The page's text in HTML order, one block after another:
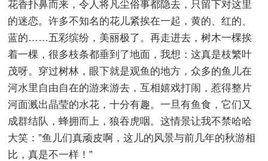
花香扑鼻而来，令人将凡尘俗事都隐去，只留下对这里
的迷恋。许多不知名的花儿紧挨在一起，黄的、红的、
蓝的……五彩缤纷，美丽极了。再走进去，树木一棵挨
着一棵，很多枝条都垂到了地面，我想：这真是枝繁叶
茂呀。穿过树林，眼下就是观鱼的地方，众多的鱼儿在
河水里自由自在的游来游去，互相嬉戏打闹，惹得整片
河面溅出晶莹的水花，十分有趣。一旦有鱼食，它们又
成群结队，蜂拥而上，狼吞虎咽。这情景让我不禁哈哈
大笑：”鱼儿们真顽皮啊，这儿的风景与前几年的秋游相
比，真是不一样！”